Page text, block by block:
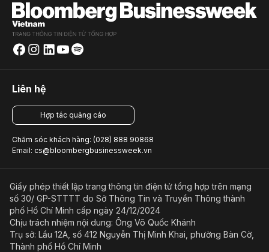
Liên hệ
Hợp tác quảng cáo
Chăm sóc khách hàng: (028) 888 90868
Email: cs@bloombergbusinessweek.vn
Giấy phép thiết lập trang thông tin điện tử tổng hợp trên mạng
số 30/ GP-STTTT do Sở Thông Tin và Truyền Thông thành
phố Hồ Chí Minh cấp ngày 24/12/2024
Chịu trách nhiệm nội dung: Ông Võ Quốc Khánh
Trụ sở: Lầu 12A, số 412 Nguyễn Thị Minh Khai, phường Bàn Cờ,
Thành phố Hồ Chí Minh